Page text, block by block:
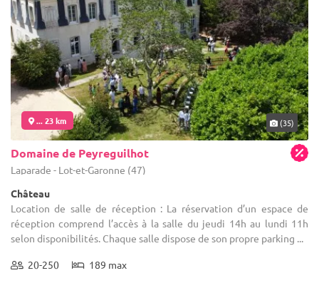
... 23 km (35)
Domaine de Peyreguilhot
Laparade - Lot-et-Garonne (47)
Château
Location de salle de réception : La réservation d’un espace de
réception comprend l’accès à la salle du jeudi 14h au lundi 11h
selon disponibilités. Chaque salle dispose de son propre parking ...
20-250 189 max